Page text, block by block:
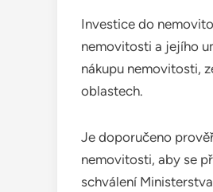
Investice do
nemovitosti a jejího
nákupu nemovitosti,
oblastech.
Je doporučeno
nemovitosti, aby se
schválení